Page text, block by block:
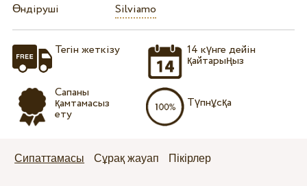
Өндіруші
Silviamo
Тегін жеткізу
Сапаны
қамтамасыз
ету
14 күнге дейін
қайтарыңыз
Түпнұсқа
Сипаттамасы Сұрақ жауап Пікірлер